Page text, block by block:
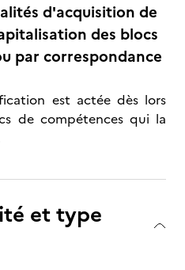
d'acquisition de
des blocs
par correspondance
est actée dès lors
de compétences qui la
et type